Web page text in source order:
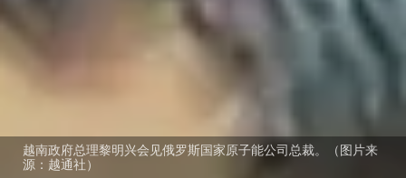
越南政府总理黎明兴会见俄罗斯国家原子能公司总裁。（图片来
源：越通社）